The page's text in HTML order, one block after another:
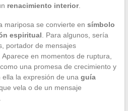
renacimiento interior.
mariposa se convierte en símbolo
espiritual . Para algunos, sería
portador de mensajes
en momentos de ruptura,
una promesa de crecimiento y
la expresión de una guía
vela o de un mensaje